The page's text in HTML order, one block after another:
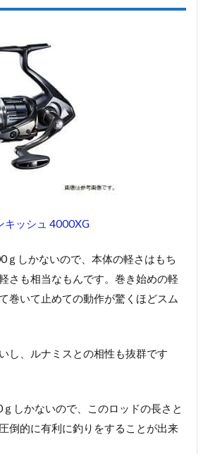
ッシュ 4000XG
ｇしかないので、本体の軽さはもち
さも相当なもんです。巻き始めの軽
巻いて止めての動作が驚くほどスム
し、ルナミスとの相性も抜群です
しかないので、このロッドの長さと
倒的に有利に釣りをすることが出来